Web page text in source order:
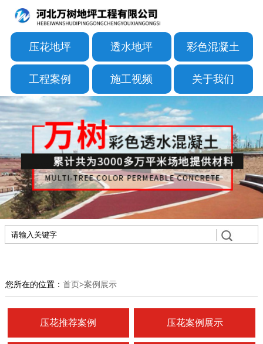
压花地坪 透水地坪 彩色混凝土
工程案例 施工视频 关于我们
您所在的位置： 首页 >案例展示
压花推荐案例 压花案例展示